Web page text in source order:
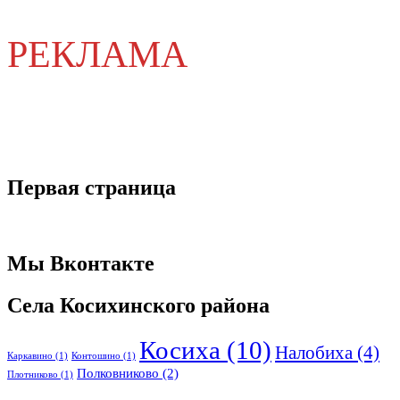
РЕКЛАМА
Первая страница
Мы Вконтакте
Села Косихинского района
Каркавино (1) Контошино (1) Косиха (10) Налобиха (4)
Плотниково (1) Полковниково (2)